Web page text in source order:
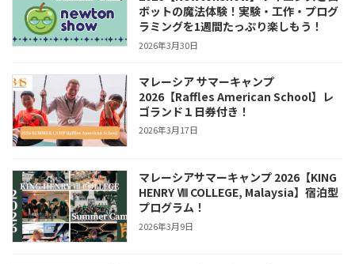
ボットの魔法体験！実験・工作・プログ
ラミングを1週間たっぷり楽しもう！
2026年3月30日
マレーシア サマーキャンプ
2026【Raffles American School】レ
ゴランド１日券付き！
2026年3月17日
マレーシアサマーキャンプ 2026【KING
HENRY Ⅷ COLLEGE, Malaysia】宿泊型
プログラム！
2026年3月9日